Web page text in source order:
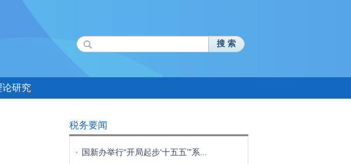
搜 索
论研究
税务要闻
国新办举行“开局起步‘十五五’”系...